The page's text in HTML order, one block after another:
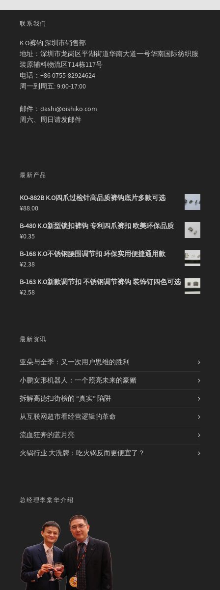
联系我们
K.O裤钩 深圳市销售部
地址：深圳市龙岗区平湖街道华南大道一号华南国际纺织服
装原辅料物流区T14栋117号
电话：+86 0755-82924624
周一到周五: 9:00-17:00
邮件：dashi@oishiko.com
周六、周日请发邮件
最新产品
KO-882B K.O四爪过检针高品质裤钩底片多款可选
¥88.00
B-480 K.O新型锁扣裤钩 专利四爪裤扣 欧美环保品质
¥0.35
B-168 K.O不锈钢腰围调节扣 环保实用便捷通用款
¥2.38
B-163 K.O新款调节扣 不锈钢调节裤钩 装饰钉四色可选
¥2.58
最新资讯
亚朵与全季：又一次用户思维的胜利
小鹏女形机器人：一个照亮未来的豪赌
拆解高德扫街榜的 “真实” 陷阱
从互联网超市看经营逻辑的革命
流血狂奔的蓝月亮
火锅行业 大洗牌：吃火锅反而更便宜了？
总经理李棠华介绍